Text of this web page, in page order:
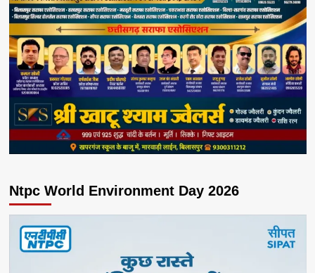
Ntpc World Environment Day 2026